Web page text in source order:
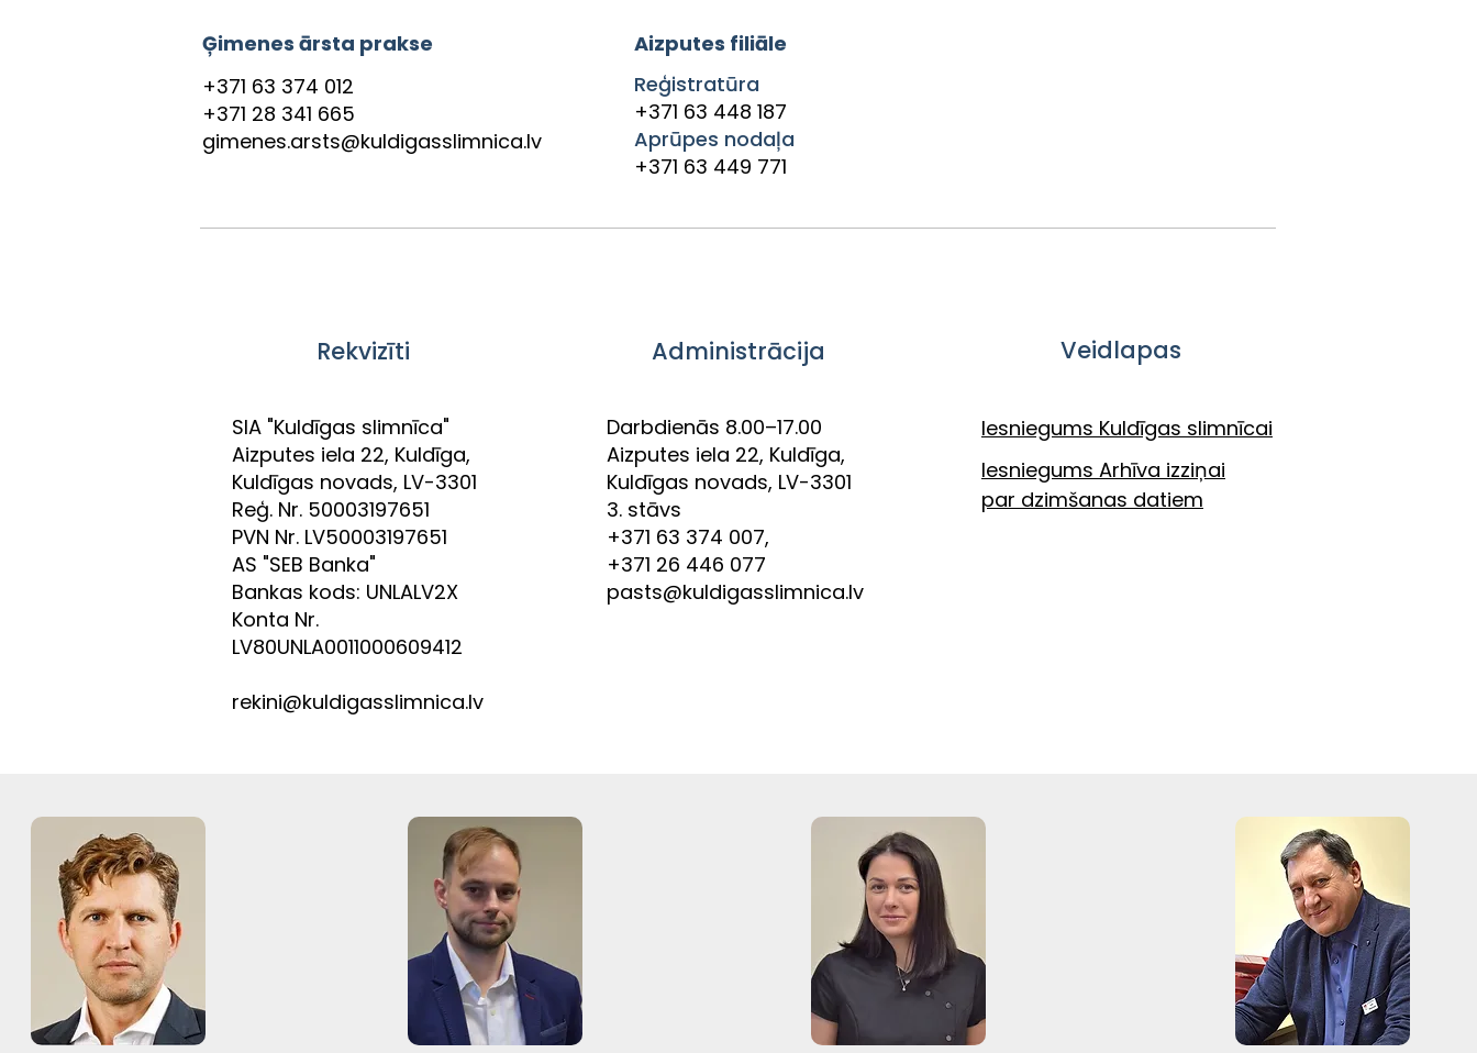
Ģimenes ārsta prakse
+371 63 374 012
+371 28 341 665
gimenes.arsts@kuldigasslimnica.lv
Aizputes filiāle
Reģistratūra
+371 63 448 187
Aprūpes nodaļa
+371 63 449 771
Rekvizīti
SIA "Kuldīgas slimnīca"
Aizputes iela 22, Kuldīga,
Kuldīgas novads, LV-3301
Reģ. Nr. 50003197651
PVN Nr. LV50003197651
AS "SEB Banka"
Bankas kods: UNLALV2X
Konta Nr.
LV80UNLA0011000609412
rekini@kuldigasslimnica.lv
Administrācija
Darbdienās 8.00–17.00
Aizputes iela 22, Kuldīga,
Kuldīgas novads, LV-3301
3. stāvs
+371 63 374 007,
+371 26 446 077
pasts@kuldigasslimnica.lv
Veidlapas
Iesniegums Kuldīgas slimnīcai
Iesniegums Arhīva izziņai
par dzimšanas datiem